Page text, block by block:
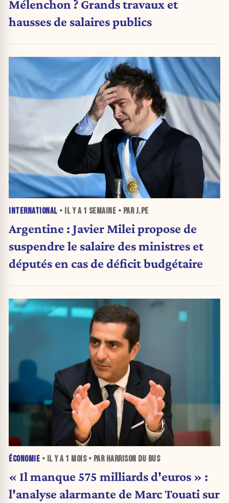
Mélenchon ? Grands travaux et
hausses de salaires publics
INTERNATIONAL • IL Y A 1 SEMAINE • PAR J.PE
Argentine : Javier Milei propose de
suspendre le salaire des ministres et
députés en cas de déficit budgétaire
ÉCONOMIE • IL Y A 1 MOIS• PAR HARRISON DU BUS
« Il manque 575 milliards d'euros » :
l'analyse alarmante de Marc Touati sur